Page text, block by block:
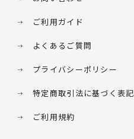
ご利用ガイド
よくあるご質問
プライバシーポリシー
特定商取引法に基づく表記
ご利用規約